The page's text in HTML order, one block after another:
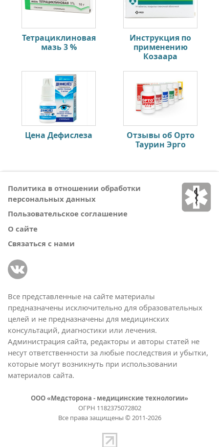
Тетрациклиновая
мазь 3 %
Инструкция по
применению
Козаара
Цена Дефислеза
Отзывы об Орто
Таурин Эрго
Политика в отношении обработки
персональных данных
Пользовательское соглашение
О сайте
Связаться с нами
Все представленные на сайте материалы
предназначены исключительно для образовательных
целей и не предназначены для медицинских
консультаций, диагностики или лечения.
Администрация сайта, редакторы и авторы статей не
несут ответственности за любые последствия и убытки,
которые могут возникнуть при использовании
материалов сайта.
ООО «Медсторона - медицинские технологии»
ОГРН 1182375072802
Все права защищены © 2011-2026